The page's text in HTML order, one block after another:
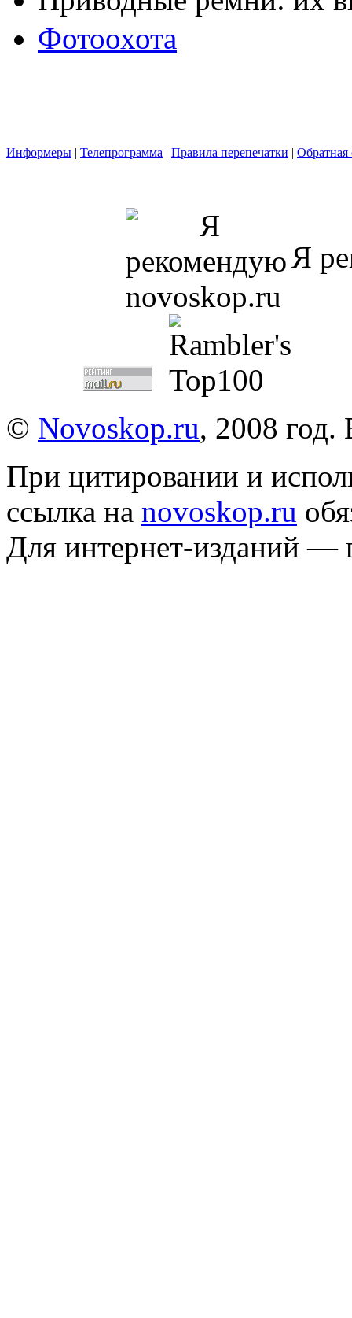
Фотоохота
Информеры | Телепрограмма | Правила перепечатки | Обратная
Я
© Novoskop.ru, 2008
При цитировании и
ссылка на novoskop.ru
Для интернет-изданий —